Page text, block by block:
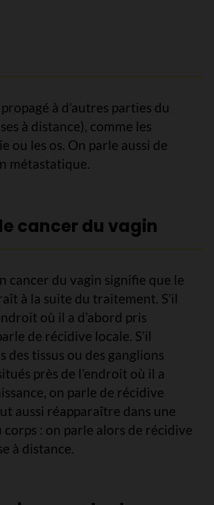
propagé à d’autres parties du
à distance), comme les
ou les os. On parle aussi de
métastatique.
cancer du vagin
cancer du vagin signifie que le
à la suite du traitement. S’il
où il a d’abord pris
de récidive locale. S’il
des tissus ou des ganglions
près de l’endroit où il a
on parle de récidive
aussi réapparaître dans une
: on parle alors de récidive
à distance.